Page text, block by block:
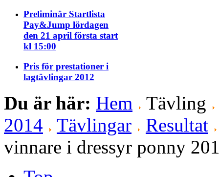
Preliminär Startlista
Pay&Jump lördagen
den 21 april första start
kl 15:00
Pris för prestationer i
lagtävlingar 2012
Du är här: Hem Tävling
2014
Tävlingar Resultat
vinnare i dressyr ponny